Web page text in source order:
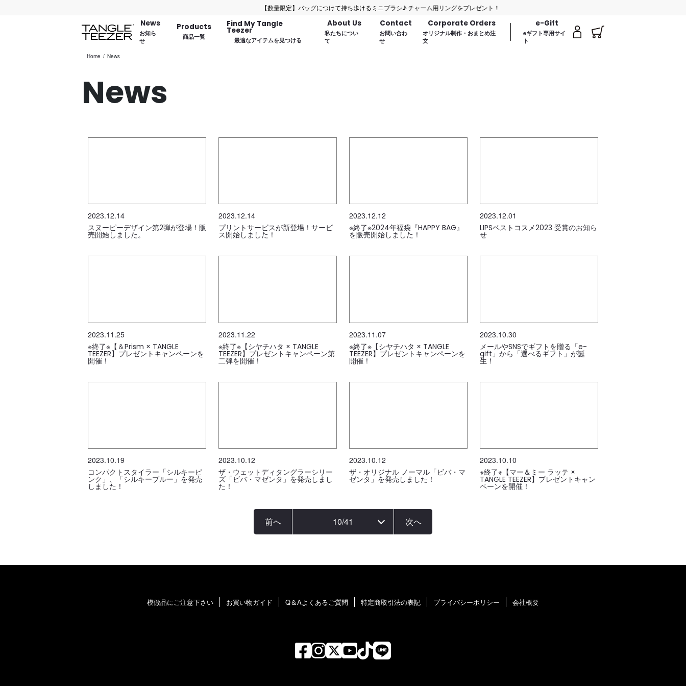
【数量限定】バッグにつけて持ち歩けるミニブラシ♪ チャーム用リングをプレゼント！
News
お知ら
せ
Products
商品一覧
Find My Tangle
Teezer
最適なアイテムを見つける
About Us
私たちについ
て
Contact
お問い合わ
せ
Corporate Orders
オリジナル制作・おまとめ注
文
e-Gift
eギフト専用サイ
ト
Home News
News
2023.12.14
スヌーピーデザイン第2弾が登場！販
売開始しました。
2023.12.14
プリントサービスが新登場！サービ
ス開始しました！
2023.12.12
※終了※2024年福袋『HAPPY BAG』
を販売開始しました！
2023.12.01
LIPSベストコスメ2023 受賞のお知ら
せ
2023.11.25
※終了※【＆Prism × TANGLE
TEEZER】プレゼントキャンペーンを
開催！
2023.11.22
※終了※【シヤチハタ × TANGLE
TEEZER】プレゼントキャンペーン第
二弾を開催！
2023.11.07
※終了※【シヤチハタ × TANGLE
TEEZER】プレゼントキャンペーンを
開催！
2023.10.30
メールやSNSでギフトを贈る「e-
gift」から「選べるギフト」が誕
生！
2023.10.19
コンパクトスタイラー「シルキーピ
ンク」、「シルキーブルー」を発売
しました！
2023.10.12
ザ・ウェットディタングラーシリー
ズ「ビバ・マゼンタ」を発売しまし
た！
2023.10.12
ザ・オリジナル ノーマル「ビバ・マ
ゼンタ」を発売しました！
2023.10.10
※終了※【マー＆ミー ラッテ ×
TANGLE TEEZER】プレゼントキャン
ペーンを開催！
前へ 10/41 次へ
模倣品にご注意下さい お買い物ガイド Q＆Aよくあるご質問 特定商取引法の表記 プライバシーポリシー 会社概要